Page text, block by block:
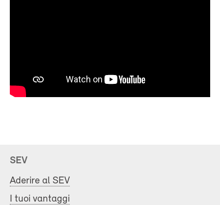
SEV
Aderire al SEV
I tuoi vantaggi